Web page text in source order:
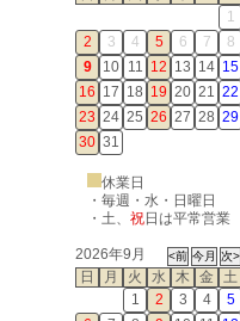
1
2
3 4 5 6 7
8
9
10 11 12 13 14 15
16 17 18 19 20 21 22
23 24 25 26 27 28 29
30 31
休業日
・毎週・水・日曜日
・ 土、 祝日は平常営業
2026年9月
日
月 火 水 木 金
土
1
2 3 4
5